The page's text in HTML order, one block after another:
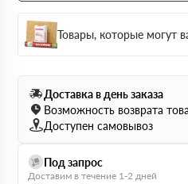
Товары, которые могут
Доставка в день заказа
Возможность возврата
Доступен самовывоз
Под запрос
Доставим в течение 1-2 дней